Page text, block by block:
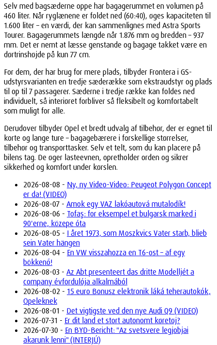
Selv med bagsæderne oppe har bagagerummet en volumen på
460 liter. Når ryglænene er foldet ned (60:40), øges kapaciteten til
1.600 liter – en værdi, der kan sammenlignes med Astra Sports
Tourer. Bagagerummets længde når 1.876 mm og bredden – 937
mm. Det er nemt at læsse genstande og bagage takket være en
dørtrinshøjde på kun 77 cm.
For dem, der har brug for mere plads, tilbyder Frontera i GS-
udstyrsvarianten en tredje sæderække som ekstraudstyr og plads
til op til 7 passagerer. Sæderne i tredje række kan foldes ned
individuelt, så interiøret forbliver så fleksibelt og komfortabelt
som muligt for alle.
Derudover tilbyder Opel et bredt udvalg af tilbehør, der er egnet til
korte og lange ture – bagagebærere i forskellige størrelser,
tilbehør og transporttasker. Selv et telt, som du kan placere på
bilens tag. De øger lasteevnen, opretholder orden og sikrer
sikkerhed og komfort under kørslen.
2026-08-08 - Ny, ny Video-Video: Peugeot Polygon Concept
er da! (VIDEO)
2026-08-07 - Amok egy VAZ lakóautová mutalodík!
2026-08-06 - Tofaş: for eksempel et bulgarsk marked i
90'erne, közepe óta
2026-08-05 - I året 1973, som Moszkvics Vater starb, blieb
sein Vater hängen
2026-08-04 - En VW visszahozza en T6-ost – af egy
bökkenő!
2026-08-03 - Az Abt presenteert das dritte Modelljét a
company évfordulója alkalmából
2026-08-02 - 15 euro Bonusz elektronik láká teherautokók,
Opeleknek
2026-08-01 - Det vigtigste ved den nye Audi Q9 (VIDEO)
2026-07-31 - Er dit land et stort autonomt køretøj?
2026-07-30 - En BYD-Bericht: "Az svetsvere legjobjai
akarunk lenni" (INTERJÚ)